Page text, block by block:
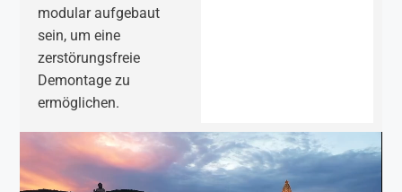
modular aufgebaut
sein, um eine
zerstörungsfreie
Demontage zu
ermöglichen.